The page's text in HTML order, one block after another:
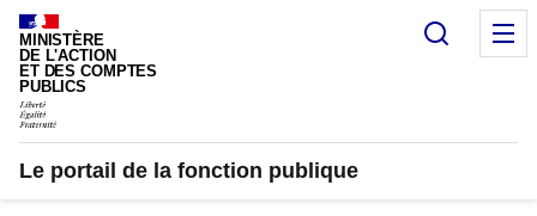
Panneau de gestion des cookies
MINISTÈRE
DE L'ACTION
ET DES COMPTES
PUBLICS
Le portail de la fonction publique